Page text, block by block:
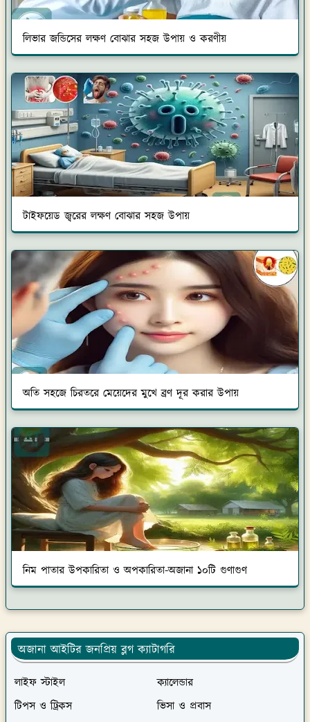
লিভার জন্ডিসের লক্ষণ বোঝার সহজ উপায় ও করণীয়
টাইফয়েড জ্বরের লক্ষণ বোঝার সহজ উপায়
অতি সহজে চিরতরে মেয়েদের মুখে ব্রণ দূর করার উপায়
নিম পাতার উপকারিতা ও অপকারিতা-অজানা ১০টি গুণাগুণ
অজানা আইটির জনপ্রিয় ব্লগ ক্যাটাগরি
লাইফ স্টাইল
ক্যালেন্ডার
টিপস ও ট্রিকস
ভিসা ও প্রবাস
সাস্থ্য পরামর্শ ও চিকিৎসা